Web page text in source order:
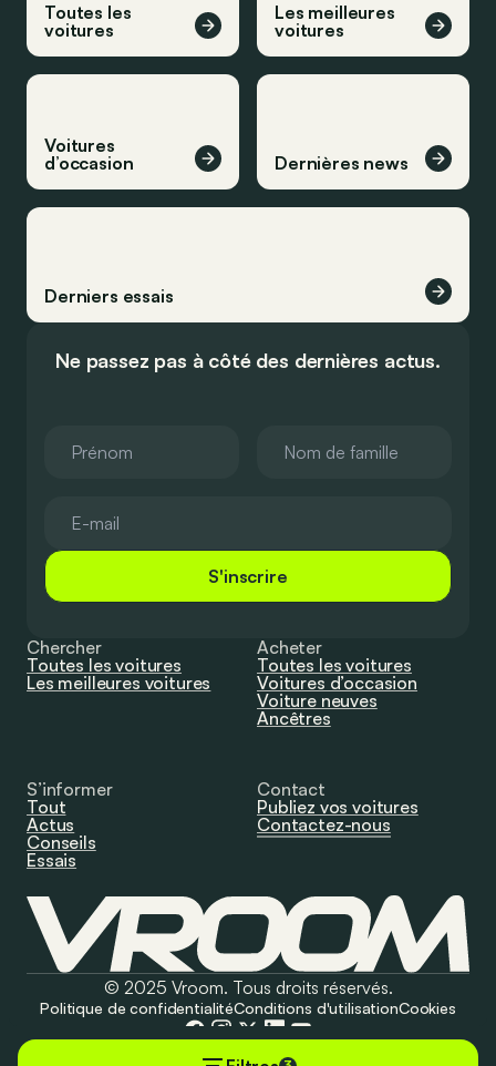
Toutes les
voitures
Les meilleures
voitures
Voitures
d’occasion
Dernières news
Derniers essais
Ne passez pas à côté des dernières actus.
S'inscrire
Chercher
Toutes les voitures
Les meilleures voitures
Acheter
Toutes les voitures
Voitures d’occasion
Voiture neuves
Ancêtres
S’informer
Tout
Actus
Conseils
Essais
Contact
Publiez vos voitures
Contactez-nous
© 2025 Vroom. Tous droits réservés.
Politique de confidentialitéConditions d'utilisationCookies